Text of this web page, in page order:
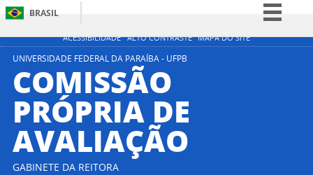
ACESSIBILIDADE ALTO CONTRASTE MAPA DO SITE
BRASIL
Simplifique!
Acesso à informação
UNIVERSIDADE FEDERAL DA PARAÍBA - UFPB
COMISSÃO
PRÓPRIA DE
AVALIAÇÃO
GABINETE DA REITORA